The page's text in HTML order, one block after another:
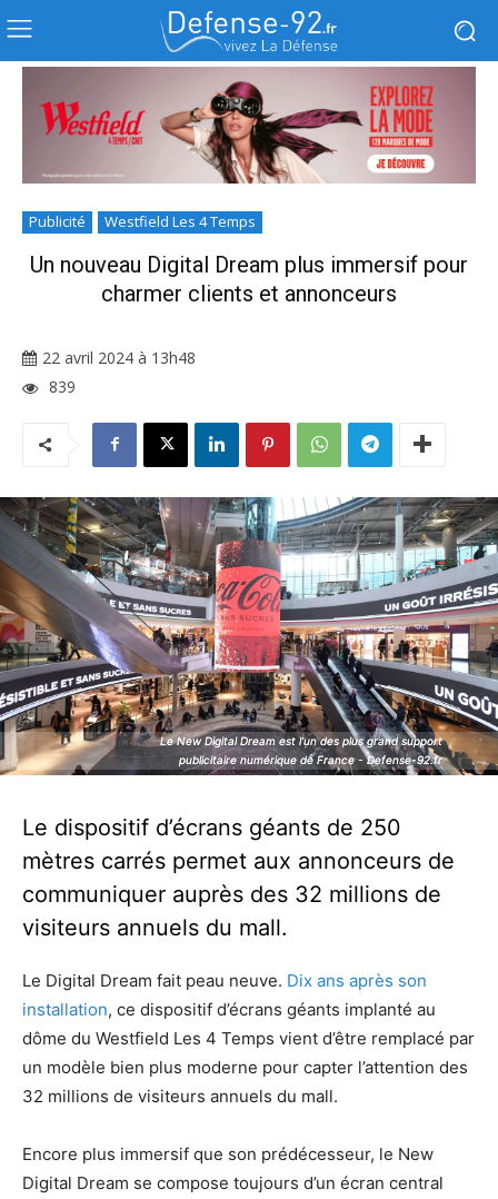
Publicité Westfield Les 4 Temps
Un nouveau Digital Dream plus immersif pour
charmer clients et annonceurs
22 avril 2024 à 13h48
839
Le New Digital Dream est l'un des plus grand support
publicitaire numérique de France - Defense-92.fr
Le New Digital Dream est l'un des plus grand support
publicitaire numérique de France - Defense-92.fr
Le dispositif d’écrans géants de 250
mètres carrés permet aux annonceurs de
communiquer auprès des 32 millions de
visiteurs annuels du mall.
Le Digital Dream fait peau neuve. Dix ans après son
installation, ce dispositif d’écrans géants implanté au
dôme du Westfield Les 4 Temps vient d’être remplacé par
un modèle bien plus moderne pour capter l’attention des
32 millions de visiteurs annuels du mall.
Encore plus immersif que son prédécesseur, le New
Digital Dream se compose toujours d’un écran central